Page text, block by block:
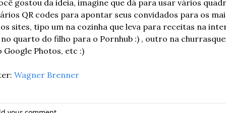
gostou da ideia, imagine que dá para usar vários
QR codes para apontar seus convidados para os
sites, tipo um na cozinha que leva para receitas na
quarto do filho para o Pornhub :) , outro na
Google Photos, etc :)
Wagner Brenner